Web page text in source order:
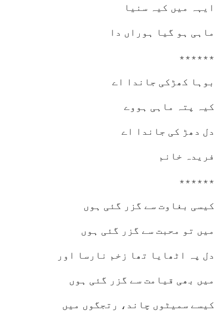
ایہہ میں کیہ سنیا
ماہی ہو گیا ہوراں دا
٭٭٭٭٭٭
بوہا کھڑکی جاندا اے
کیہ پتہ ماہی ہووے
دل دھڑ کی جاندا اے
فریدہ خانم
٭٭٭٭٭٭
کیسی بغاوت سے گزر گئی ہوں
میں تو محبت سے گزر گئی ہوں
دل پہ اٹھایا تھا زخم نارسا اور
میں بھی قیامت سے گزر گئی ہوں
کیسے سمیٹوں چاند، رتجگوں میں